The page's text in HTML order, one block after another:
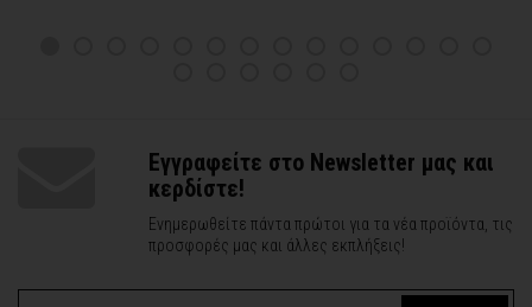
Εγγραφείτε στο Newsletter μας και
κερδίστε!
Ενημερωθείτε πάντα πρώτοι για τα νέα προϊόντα, τις
προσφορές μας και άλλες εκπλήξεις!